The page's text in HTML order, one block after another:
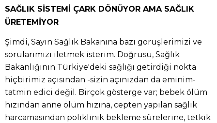
SAĞLIK SİSTEMİ ÇARK DÖNÜYOR AMA SAĞLIK
ÜRETEMİYOR
Şimdi, Sayın Sağlık Bakanına bazı görüşlerimizi ve
sorularımızı iletmek isterim. Doğrusu, Sağlık
Bakanlığının Türkiye'deki sağlığı getirdiği nokta
hiçbirimiz açısından -sizin açınızdan da eminim-
tatmin edici değil. Birçok gösterge var; bebek ölüm
hızından anne ölüm hızına, cepten yapılan sağlık
harcamasından poliklinik bekleme sürelerine, tetkik